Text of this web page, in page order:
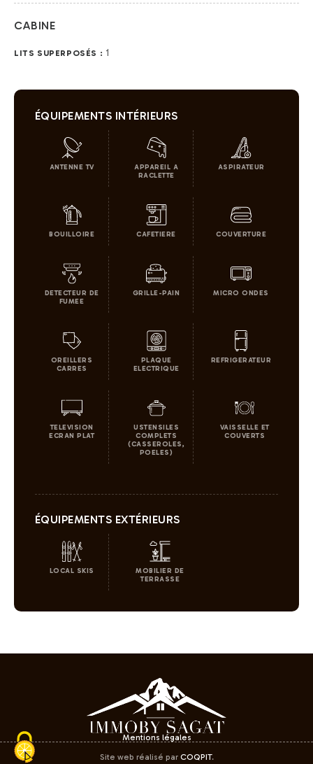
CABINE
LITS SUPERPOSÉS : 1
ÉQUIPEMENTS INTÉRIEURS
ANTENNE TV
APPAREIL A
RACLETTE
ASPIRATEUR
BOUILLOIRE CAFETIERE COUVERTURE
DETECTEUR DE
FUMEE
GRILLE-PAIN MICRO ONDES
OREILLERS
CARRES
PLAQUE
ELECTRIQUE
REFRIGERATEUR
TELEVISION
ECRAN PLAT
USTENSILES
COMPLETS
(CASSEROLES,
POELES)
VAISSELLE ET
COUVERTS
ÉQUIPEMENTS EXTÉRIEURS
LOCAL SKIS
MOBILIER DE
TERRASSE
Mentions légales
Site web réalisé par COQPIT.